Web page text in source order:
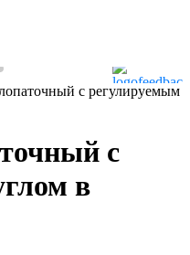
с регулируемым
с
в